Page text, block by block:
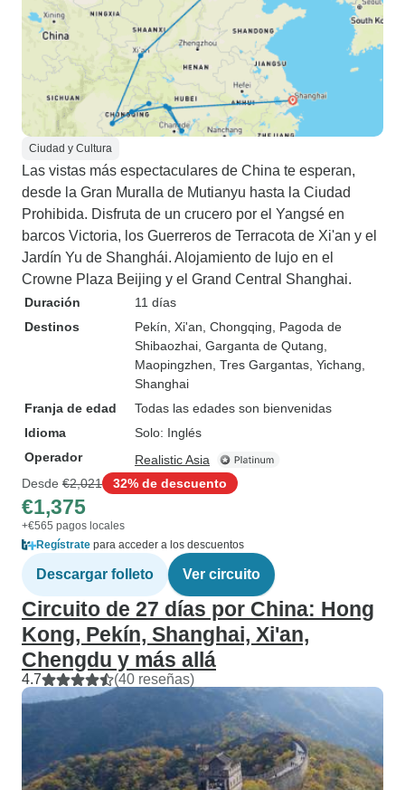
Ciudad y Cultura
Las vistas más espectaculares de China te esperan,
desde la Gran Muralla de Mutianyu hasta la Ciudad
Prohibida. Disfruta de un crucero por el Yangsé en
barcos Victoria, los Guerreros de Terracota de Xi'an y el
Jardín Yu de Shanghái. Alojamiento de lujo en el
Crowne Plaza Beijing y el Grand Central Shanghai.
Duración
11 días
Destinos
Pekín , Xi'an , Chongqing , Pagoda de
Shibaozhai , Garganta de Qutang
Maopingzhen , Tres Gargantas , Yichang
Shanghai
Franja de edad
Todas las edades son bienvenidas
Idioma
Solo: Inglés
Operador
Realistic Asia
Desde €2,021 32% de descuento
€1,375
+€565 pagos locales
Regístrate para acceder a los descuentos
Descargar folleto Ver circuito
Circuito de 27 días por China: Hong
Kong, Pekín, Shanghai, Xi'an,
Chengdu y más allá
4.7 (40 reseñas)